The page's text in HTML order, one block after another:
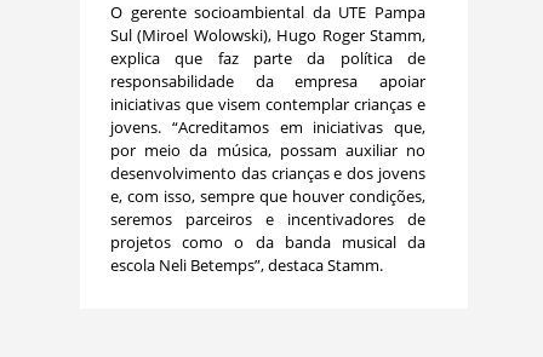
O gerente socioambiental da UTE Pampa
Sul (Miroel Wolowski), Hugo Roger Stamm,
explica que faz parte da política de
responsabilidade da empresa apoiar
iniciativas que visem contemplar crianças e
jovens. “Acreditamos em iniciativas que,
por meio da música, possam auxiliar no
desenvolvimento das crianças e dos jovens
e, com isso, sempre que houver condições,
seremos parceiros e incentivadores de
projetos como o da banda musical da
escola Neli Betemps”, destaca Stamm.